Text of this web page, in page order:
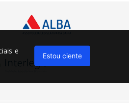
e
Estou ciente